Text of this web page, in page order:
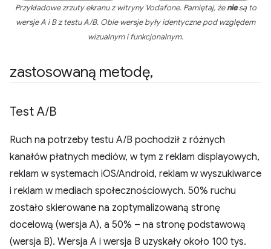
Przykładowe zrzuty ekranu z witryny Vodafone. Pamiętaj, żeniesą to
wersje A i B z testu A/B. Obie wersje były identyczne pod względem
wizualnym i funkcjonalnym.
zastosowaną metodę,
Test A/B
Ruch na potrzeby testu A/B pochodził z różnych
kanałów płatnych mediów, w tym z reklam displayowych,
reklam w systemach iOS/Android, reklam w wyszukiwarce
i reklam w mediach społecznościowych. 50% ruchu
zostało skierowane na zoptymalizowaną stronę
docelową (wersja A), a 50% – na stronę podstawową
(wersja B). Wersja A i wersja B uzyskały około 100 tys.